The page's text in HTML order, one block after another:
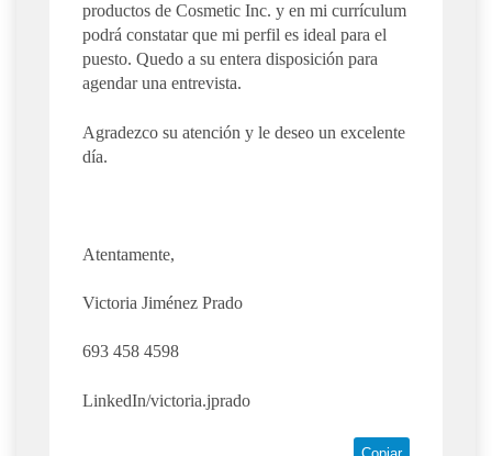
productos de Cosmetic Inc. y en mi currículum
podrá constatar que mi perfil es ideal para el
puesto. Quedo a su entera disposición para
agendar una entrevista.
Agradezco su atención y le deseo un excelente
día.
Atentamente,
Victoria Jiménez Prado
693 458 4598
LinkedIn/victoria.jprado